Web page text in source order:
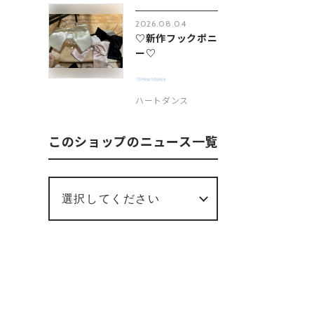
2026.08.04
♡新作フックポニ
ー♡
ハートダンス
このショップのニュース一覧